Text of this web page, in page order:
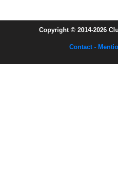
Copyright © 2014-2026
Contact -